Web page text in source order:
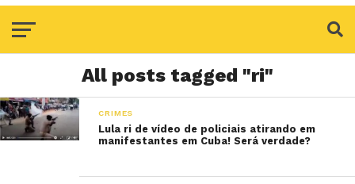
All posts tagged "ri"
CRIMES
Lula ri de vídeo de policiais atirando em
manifestantes em Cuba! Será verdade?